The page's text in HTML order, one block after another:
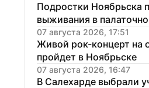
Подростки Ноябрьска
выживания в
07 августа 2026, 17:51
Живой рок-концерт на
пройдет в Ноябрьске
07 августа 2026, 16:47
В Салехарде выбрали